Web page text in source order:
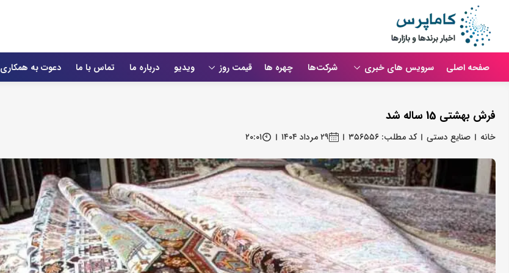
صفحه اصلی سرویس های خبری شرکت‌ها چهره ها قیمت روز ویدیو درباره ما تماس با ما دعوت به همکاری
فرش بهشتی 15 ساله شد
خانه صنایع دستی کد مطلب: ۳۵۶۵۵۶ ۲۹ مرداد ۱۴۰۴ ۲۰:۰۱